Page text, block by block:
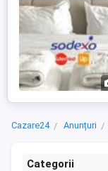
Cazare24 Anunțuri
Categorii